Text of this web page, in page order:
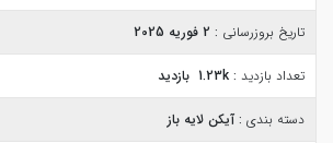
تاریخ بروزرسانی : 2 فوریه 2025
تعداد بازدید : 1.23k بازدید
دسته بندی : آیکن لایه باز